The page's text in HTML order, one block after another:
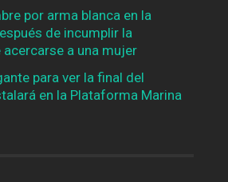
por arma blanca en la
de incumplir la
a una mujer
para ver la final del
en la Plataforma Marina